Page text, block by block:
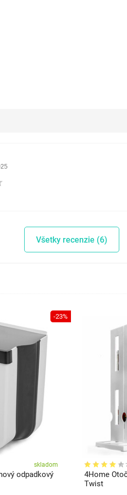
Všetky recenzie (6)
-23%
skladom
odpadkový
4Home
Twist